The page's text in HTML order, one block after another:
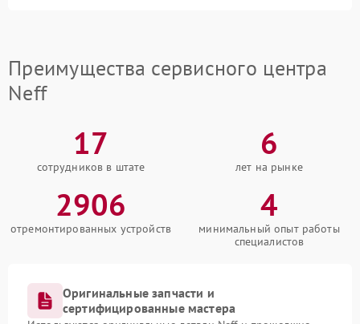
Преимущества сервисного центра
Neff
17
сотрудников в штате
6
лет на рынке
2906
отремонтированных устройств
4
минимальный опыт работы
специалистов
Оригинальные запчасти и
сертифицированные мастера